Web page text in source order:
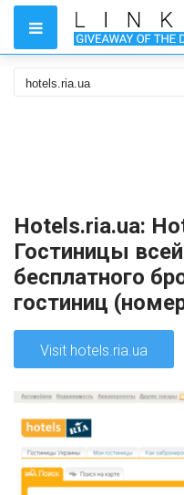
Hotels.ria.ua:
Гостиницы
бесплатного
гостиниц
Visit hotels.ria.ua